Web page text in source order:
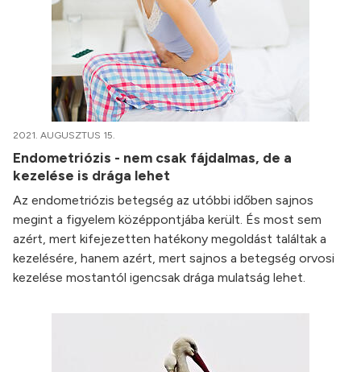
2021. AUGUSZTUS 15.
Endometriózis - nem csak fájdalmas, de a
kezelése is drága lehet
Az endometriózis betegség az utóbbi időben sajnos
megint a figyelem középpontjába került. És most sem
azért, mert kifejezetten hatékony megoldást találtak a
kezelésére, hanem azért, mert sajnos a betegség orvosi
kezelése mostantól igencsak drága mulatság lehet.